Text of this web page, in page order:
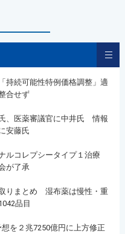
持続可能性特例価格調整」適
合せず
、医薬審議官に中井氏 情報
安藤氏
コレプシータイプ１治療
が了承
りまとめ 湿布薬は慢性・重
品目
を２兆7250億円に上方修正